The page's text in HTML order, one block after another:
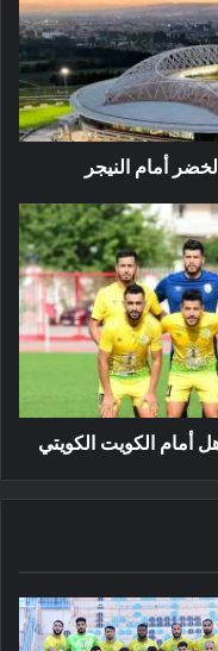
أمام النيجر
أمام الكويت الكويتي